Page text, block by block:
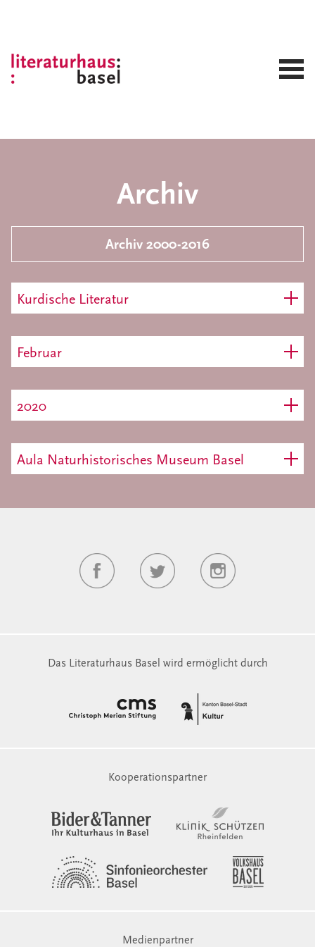
Archiv
Archiv 2000-2016
Kurdische Literatur
Februar
2020
Aula Naturhistorisches Museum Basel
Das Literaturhaus Basel wird ermöglicht durch
Kooperationspartner
Medienpartner